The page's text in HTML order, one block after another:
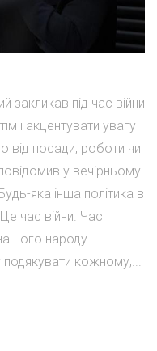
закликав під час війни
і акцентувати увагу
від посади, роботи чи
у вечірньому
яка інша політика в
час війни. Час
народу.
кожному,...